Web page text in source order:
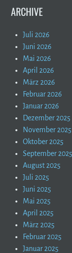
ARCHIVE
Juli 2026
Juni 2026
Mai 2026
April 2026
März 2026
Februar 2026
Januar 2026
Dezember 2025
November 2025
Oktober 2025
September 2025
August 2025
Juli 2025
Juni 2025
Mai 2025
April 2025
März 2025
Februar 2025
Januar 2025